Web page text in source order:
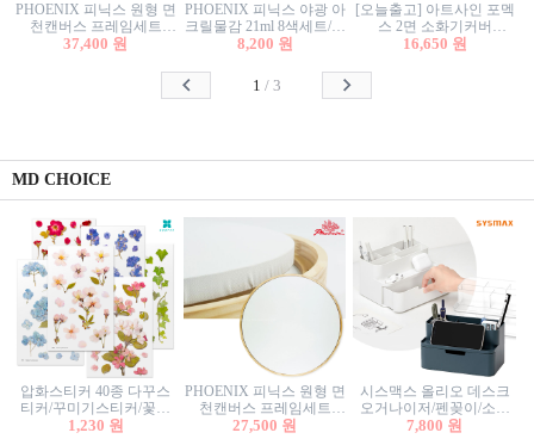
PHOENIX 피닉스 원형 면
천캔버스 프레임세트
40cm/원형캔버스/플로팅
37,400 원
PHOENIX 피닉스 야광 아
크릴물감 21ml 8색세트/야
광물감
8,200 원
[오늘출고] 아트사인 포멕
스 2면 소화기커버
1470/1471/소화기커버/소
함/소화기거치대/소화기
16,650 원
1 / 3
MD CHOICE
압화스티커 40종 다꾸스
티커/꾸미기스티커/꽃스
티커/압화꽃책갈피/팬시
1,230 원
PHOENIX 피닉스 원형 면
천캔버스 프레임세트
30cm/원형캔버스/플로팅
27,500 원
시스맥스 올리오 데스크
오거나이저/펜꽂이/소품
꽂이/소품함/정리함/수납
7,800 원